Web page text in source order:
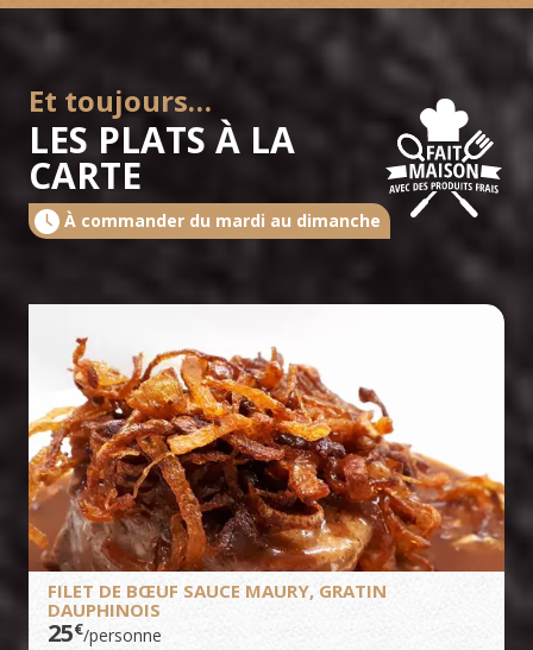
Et toujours…
LES PLATS À LA
CARTE
À commander du mardi au dimanche
FILET DE BŒUF SAUCE MAURY, GRATIN
DAUPHINOIS
25€/personne